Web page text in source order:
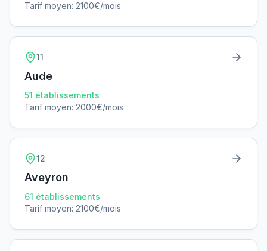
Tarif moyen: 2100€/mois
11
Aude
51 établissements
Tarif moyen: 2000€/mois
12
Aveyron
61 établissements
Tarif moyen: 2100€/mois